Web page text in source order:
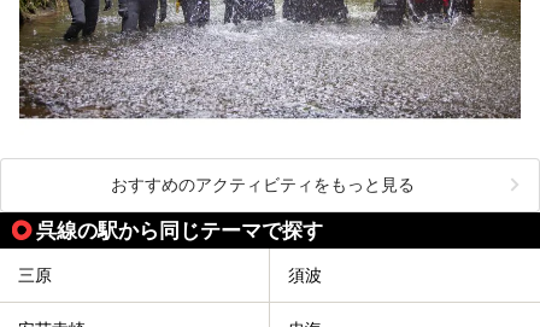
おすすめのアクティビティをもっと見る
呉線の駅から同じテーマで探す
三原 須波